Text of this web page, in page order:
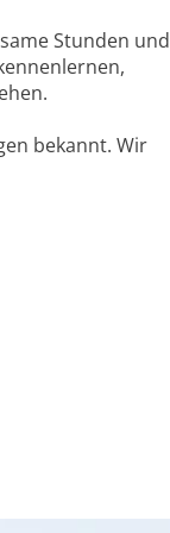
Stunden und
bekannt. Wir